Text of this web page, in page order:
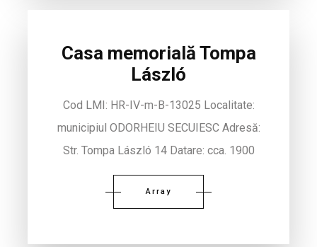
Casa memorială Tompa
László
Cod LMI: HR-IV-m-B-13025 Localitate:
municipiul ODORHEIU SECUIESC Adresă:
Str. Tompa László 14 Datare: cca. 1900
Array